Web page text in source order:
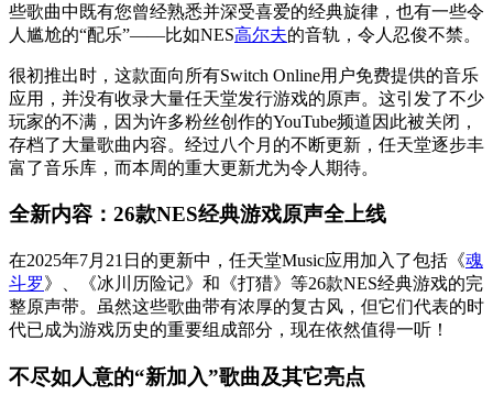
些歌曲中既有您曾经熟悉并深受喜爱的经典旋律，也有一些令
人尴尬的“配乐”——比如NES高尔夫的音轨，令人忍俊不禁。
很初推出时，这款面向所有Switch Online用户免费提供的音乐
应用，并没有收录大量任天堂发行游戏的原声。这引发了不少
玩家的不满，因为许多粉丝创作的YouTube频道因此被关闭，
存档了大量歌曲内容。经过八个月的不断更新，任天堂逐步丰
富了音乐库，而本周的重大更新尤为令人期待。
全新内容：26款NES经典游戏原声全上线
在2025年7月21日的更新中，任天堂Music应用加入了包括《魂
斗罗》、《冰川历险记》和《打猎》等26款NES经典游戏的完
整原声带。虽然这些歌曲带有浓厚的复古风，但它们代表的时
代已成为游戏历史的重要组成部分，现在依然值得一听！
不尽如人意的“新加入”歌曲及其它亮点